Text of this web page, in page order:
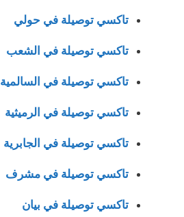
تاكسي توصيلة في حولي
تاكسي توصيلة في الشعب
تاكسي توصيلة في السالمية
تاكسي توصيلة في الرميثية
تاكسي توصيلة في الجابرية
تاكسي توصيلة في مشرف
تاكسي توصيلة في بيان